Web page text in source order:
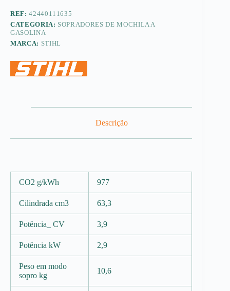
REF:42440111635
CATEGORIA: SOPRADORES DE MOCHILA A
GASOLINA
MARCA: STIHL
Descrição
CO2 g/kWh 977
Cilindrada cm3 63,3
Potência_ CV 3,9
Potência kW 2,9
Peso em modo
sopro kg
10,6